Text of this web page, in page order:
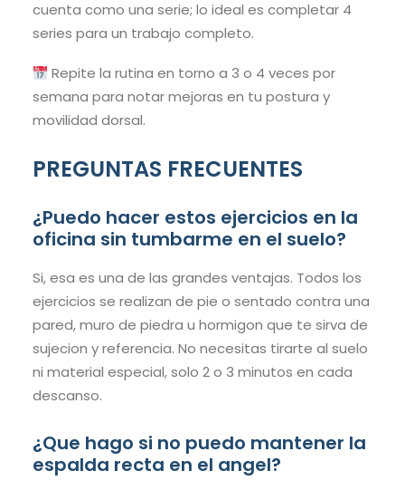
cuenta como una serie; lo ideal es completar 4
series para un trabajo completo.
Repite la rutina en torno a 3 o 4 veces por
semana para notar mejoras en tu postura y
movilidad dorsal.
PREGUNTAS FRECUENTES
¿Puedo hacer estos ejercicios en la
oficina sin tumbarme en el suelo?
Si, esa es una de las grandes ventajas. Todos los
ejercicios se realizan de pie o sentado contra una
pared, muro de piedra u hormigon que te sirva de
sujecion y referencia. No necesitas tirarte al suelo
ni material especial, solo 2 o 3 minutos en cada
descanso.
¿Que hago si no puedo mantener la
espalda recta en el angel?